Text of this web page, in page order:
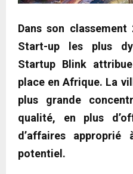
Dans son
Start-up les plus
Startup Blink
place en Afrique. La
plus grande
qualité, en plus
d’affaires approprié
potentiel.